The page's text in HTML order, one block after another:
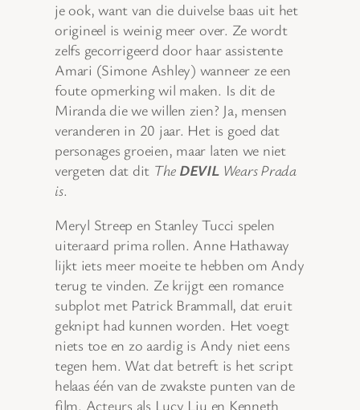
je ook, want van die duivelse baas uit het
origineel is weinig meer over. Ze wordt
zelfs gecorrigeerd door haar assistente
Amari (Simone Ashley) wanneer ze een
foute opmerking wil maken. Is dit de
Miranda die we willen zien? Ja, mensen
veranderen in 20 jaar. Het is goed dat
personages groeien, maar laten we niet
vergeten dat dit The DEVILWears Prada
is.
Meryl Streep en Stanley Tucci spelen
uiteraard prima rollen. Anne Hathaway
lijkt iets meer moeite te hebben om Andy
terug te vinden. Ze krijgt een romance
subplot met Patrick Brammall, dat eruit
geknipt had kunnen worden. Het voegt
niets toe en zo aardig is Andy niet eens
tegen hem. Wat dat betreft is het script
helaas één van de zwakste punten van de
film. Acteurs als Lucy Liu en Kenneth